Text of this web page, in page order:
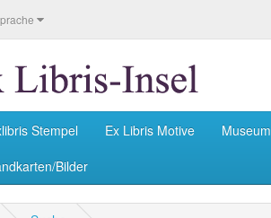
Stempel Ex Libris Motive Museum
Bilder